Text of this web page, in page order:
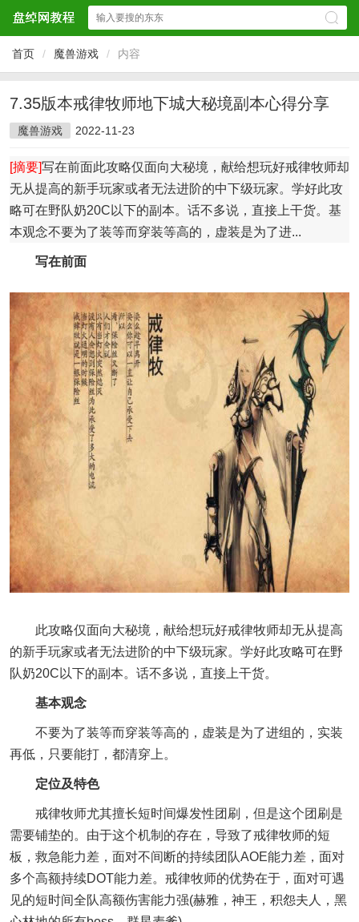
首页 / 魔兽游戏 / 内容
7.35版本戒律牧师地下城大秘境副本心得分享
魔兽游戏 2022-11-23
[摘要]写在前面此攻略仅面向大秘境，献给想玩好戒律牧师却
无从提高的新手玩家或者无法进阶的中下级玩家。学好此攻
略可在野队奶20C以下的副本。话不多说，直接上干货。基
本观念不要为了装等而穿装等高的，虚装是为了进...
写在前面
此攻略仅面向大秘境，献给想玩好戒律牧师却无从提高
的新手玩家或者无法进阶的中下级玩家。学好此攻略可在野
队奶20C以下的副本。话不多说，直接上干货。
基本观念
不要为了装等而穿装等高的，虚装是为了进组的，实装
再低，只要能打，都清穿上。
定位及特色
戒律牧师尤其擅长短时间爆发性团刷，但是这个团刷是
需要铺垫的。由于这个机制的存在，导致了戒律牧师的短
板，救急能力差，面对不间断的持续团队AOE能力差，面对
多个高额持续DOT能力差。戒律牧师的优势在于，面对可遇
见的短时间全队高额伤害能力强(赫雅，神王，积怨夫人，黑